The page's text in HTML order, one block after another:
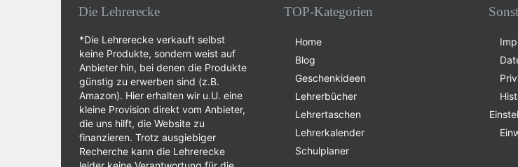
Die Lehrerecke
*Die Lehrerecke verkauft selbst
keine Produkte, sondern weist auf
Anbieter hin, bei denen die Produkte
günstig zu erwerben sind (z.B.
Amazon). Hier erhalten wir u.U. eine
kleine Provision direkt vom Anbieter,
die uns hilft, die Website zu
finanzieren. Trotz ausgiebiger
Recherche kann die Lehrerecke
TOP-Kategorien
Home
Blog
Geschenkideen
Lehrerbücher
Lehrertaschen
Lehrerkalender
Schulplaner